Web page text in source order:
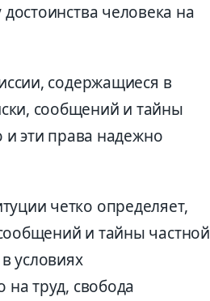
человека на
содержащиеся в
сообщений и тайны
и эти права надежно
четко определяет,
и тайны частной
условиях
на труд, свобода